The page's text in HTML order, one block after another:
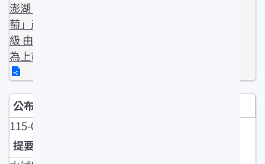
澎湖「海葡
萄」產業升
級 由原料化
為上市產品
115-06-01